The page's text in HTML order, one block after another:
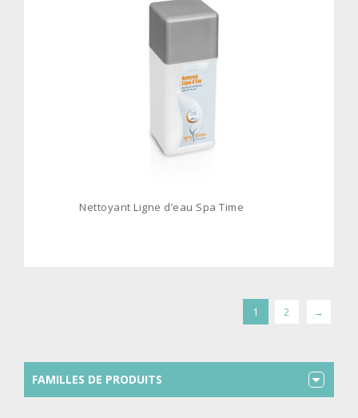
Nettoyant Ligne d’eau Spa Time
1 2 →
FAMILLES DE PRODUITS